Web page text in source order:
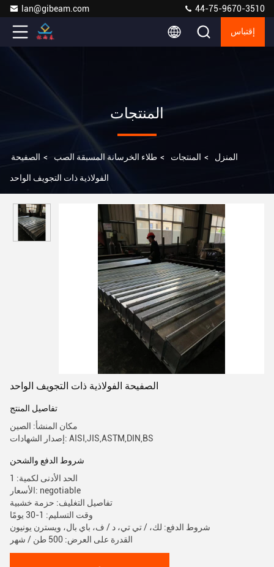
lan@gibeam.com 44-75-9670-3510
إقتباس
المنتجات
المنزل > المنتجات > طلاء الخرسانة المسبقة الصب > الصفيحة
الفولاذية ذات التجويف الواحد
الصفيحة الفولاذية ذات التجويف الواحد
تفاصيل المنتج
مكان المنشأ: الصين
إصدار الشهادات: AISI,JIS,ASTM,DIN,BS
شروط الدفع والشحن
الحد الأدنى لكمية: 1
الأسعار: negotiable
تفاصيل التغليف: حزمة خشبية
وقت التسليم: 1-30 يومًا
شروط الدفع: لك، / تي تي، د / ف، باي بال، ويسترن يونيون
القدرة على العرض: 500 طن / شهر